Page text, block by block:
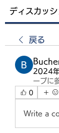
ディスカッシ
戻る
2024
ープに
0
Write a